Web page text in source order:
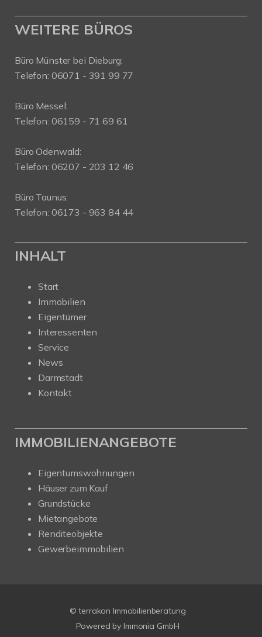
WEITERE BÜROS
Büro Münster bei Dieburg:
Telefon: 06071 - 391 99 77
Büro Messel:
Telefon: 06159 - 71 69 61
Büro Odenwald:
Telefon: 06207 - 203 12 46
Büro Taunus:
Telefon: 06173 - 963 84 44
INHALT
Start
Immobilien
Eigentümer
Interessenten
Service
News
Darmstadt
Kontakt
IMMOBILIENANGEBOTE
Eigentumswohnungen
Häuser zum Kauf
Grundstücke
Mietangebote
Renditeobjekte
Gewerbeimmobilien
© terrakon Immobilienberatung
Powered by Immonia GmbH